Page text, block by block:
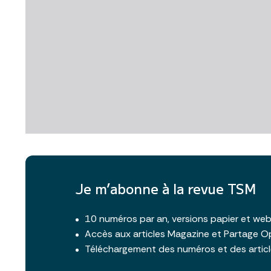
Je m’abonne à la revue TSM
10 numéros par an, versions papier et web
Accès aux articles Magazine et Partage
Téléchargement des numéros et des